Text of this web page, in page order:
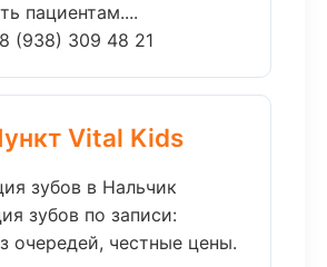
пациентам....
8 (938) 309 48 21
Vital Kids
зубов в Нальчик
зубов по записи:
очередей, честные цены.